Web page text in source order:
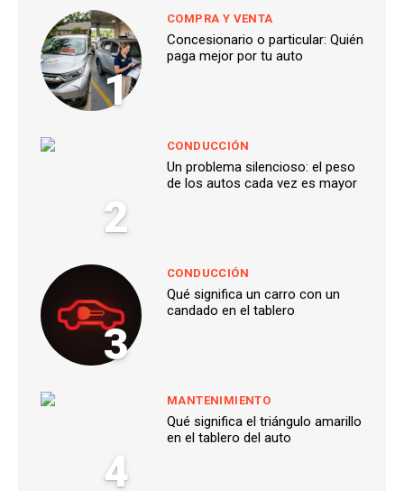
1
COMPRA Y VENTA
Concesionario o particular: Quién
paga mejor por tu auto
2
CONDUCCIÓN
Un problema silencioso: el peso
de los autos cada vez es mayor
3
CONDUCCIÓN
Qué significa un carro con un
candado en el tablero
4
MANTENIMIENTO
Qué significa el triángulo amarillo
en el tablero del auto